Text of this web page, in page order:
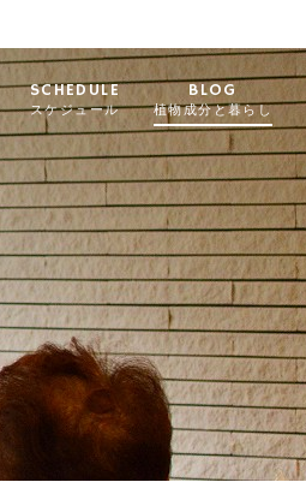
SCHEDULE
スケジュール
BLOG
植物成分と暮らし